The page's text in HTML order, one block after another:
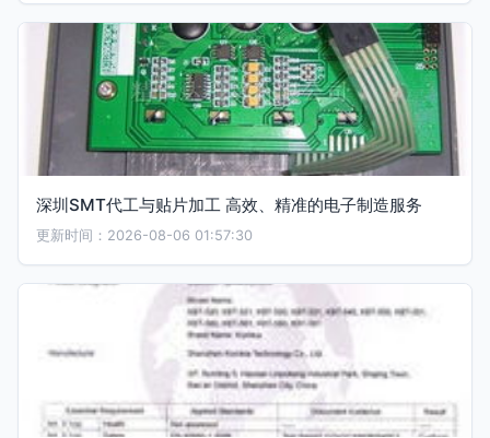
深圳SMT代工与贴片加工 高效、精准的电子制造服务
更新时间：2026-08-06 01:57:30